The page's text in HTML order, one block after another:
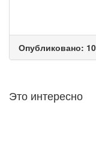
Опубликовано:
Это интересно